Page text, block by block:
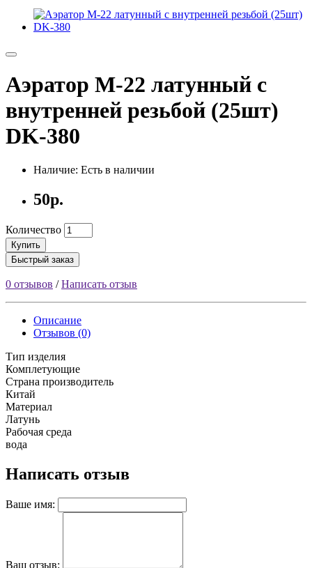
Аэратор М-22 латунный с
внутренней резьбой (25шт)
DK-380
Наличие: Есть в наличии
50р.
Количество
Купить
Быстрый заказ
0 отзывов /Написать отзыв
Описание
Отзывов (0)
Тип изделия
Комплетующие
Страна производитель
Китай
Материал
Латунь
Рабочая среда
вода
Написать отзыв
Ваше имя:
Ваш отзыв: